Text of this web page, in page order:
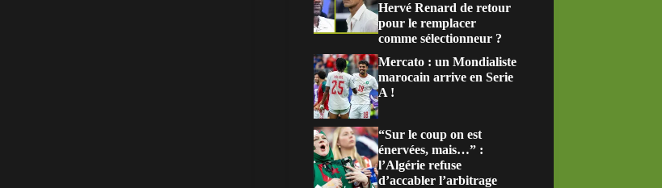
Hervé Renard de retour
pour le remplacer
comme sélectionneur ?
Mercato : un Mondialiste
marocain arrive en Serie
A !
“Sur le coup on est
énervées, mais…” :
l’Algérie refuse
d’accabler l’arbitrage